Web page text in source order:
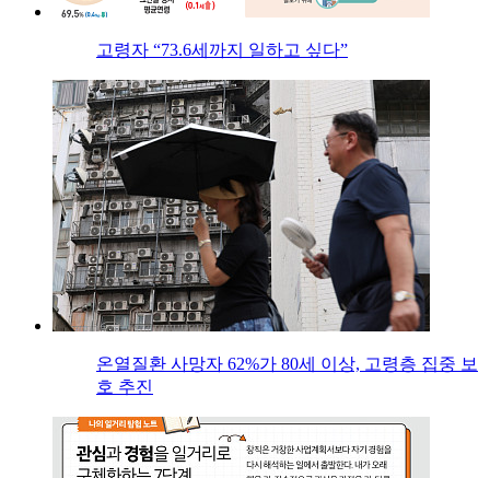
고령자 “73.6세까지 일하고 싶다”
온열질환 사망자 62%가 80세 이상, 고령층 집중 보
호 추진